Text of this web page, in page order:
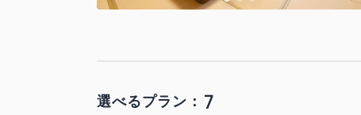
選べるプラン： 7